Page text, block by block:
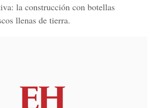
la construcción con botellas
llenas de tierra.